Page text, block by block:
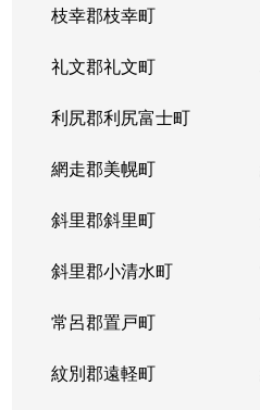
枝幸郡枝幸町
礼文郡礼文町
利尻郡利尻富士町
網走郡美幌町
斜里郡斜里町
斜里郡小清水町
常呂郡置戸町
紋別郡遠軽町